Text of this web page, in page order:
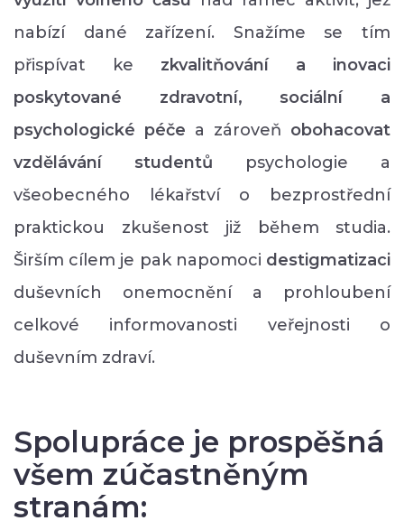
nabízí dané zařízení. Snažíme se tím
přispívat ke zkvalitňování a inovaci
poskytované zdravotní, sociální a
psychologické péče a zároveň obohacovat
vzdělávání studentů psychologie a
všeobecného lékařství o bezprostřední
praktickou zkušenost již během studia.
Širším cílem je pak napomoci destigmatizaci
duševních onemocnění a prohloubení
celkové informovanosti veřejnosti o
duševním zdraví.
Spolupráce je prospěšná
všem zúčastněným
stranám: